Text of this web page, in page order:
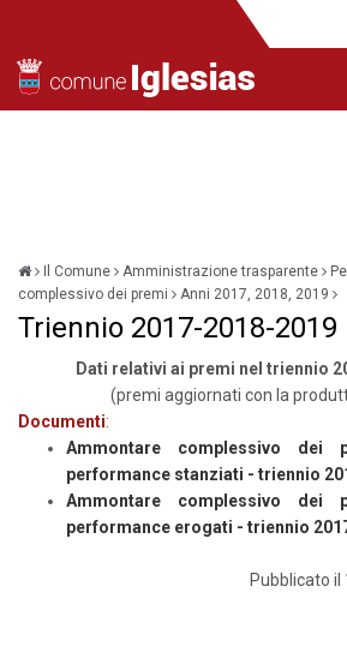
Il Comune Amministrazione trasparente
complessivo dei premi
Anni 2017, 2018, 2019
Triennio 2017-2018-2019
Dati relativi ai premi nel triennio
(premi aggiornati con la
Documenti:
Ammontare complessivo dei
performance stanziati - triennio
Ammontare complessivo dei
performance erogati - triennio
Pubblicato